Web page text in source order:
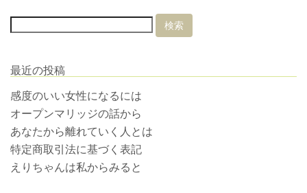
最近の投稿
感度のいい女性になるには
オープンマリッジの話から
あなたから離れていく人とは
特定商取引法に基づく表記
えりちゃんは私からみると